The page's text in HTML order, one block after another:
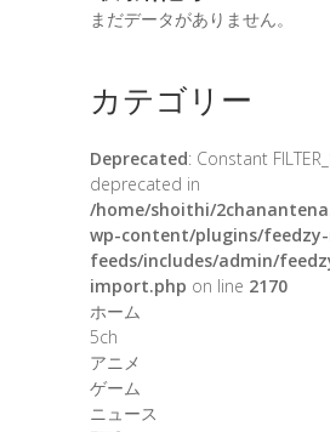
まだデータがありません。
カテゴリー
Deprecated: Constant
deprecated in
/home/shoithi/
wp-content/plugins/
feeds/includes/admin/
import.php on line 2170
ホーム
5ch
アニメ
ゲーム
ニュース